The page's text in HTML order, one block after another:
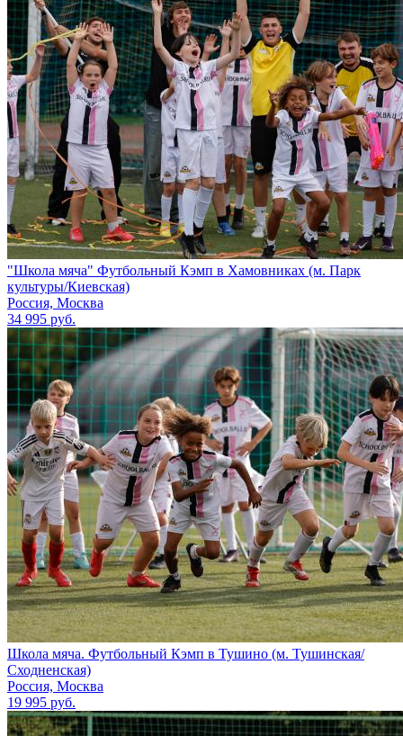
"Школа мяча" Футбольный Кэмп в Хамовниках (м. Парк
культуры/Киевская)
Россия, Москва
34 995 руб.
Школа мяча. Футбольный Кэмп в Тушино (м. Тушинская/
Сходненская)
Россия, Москва
19 995 руб.